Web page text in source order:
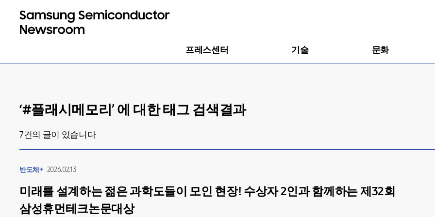
프레스센터 기술 문화
‘#플래시메모리’ 에 대한 태그 검색결과
7건의 글이 있습니다
반도체+ 2026.02.13
미래를 설계하는 젊은 과학도들이 모인 현장! 수상자 2인과 함께하는 제32회
삼성휴먼테크논문대상